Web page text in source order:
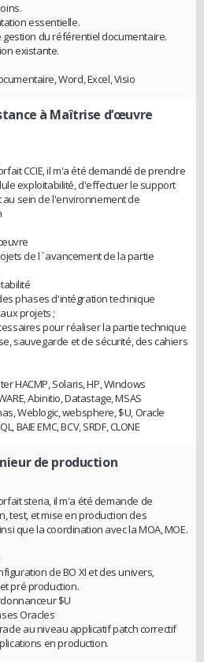
essentielle.
du référentiel documentaire.
existante.
Word, Excel, Visio
à Maîtrise d’œuvre
CCIE, il m'a été demandé de prendre
exploitabilité, d'effectuer le support
sein de l'environnement de
de l `avancement de la partie
phases d'intégration technique
projets ;
pour réaliser la partie technique
sauvegarde et de sécurité, des cahiers
HACMP, Solaris, HP, Windows
Abinitio, Datastage, MSAS
Weblogic, websphere, $U, Oracle
BAIE EMC, BCV, SRDF, CLONE
de production
steria, il m'a été demande de
test, et mise en production des
que la coordination avec la MOA, MOE.
de BO XI et des univers,
pré production.
$U
Oracles
au niveau applicatif patch correctif
en production.